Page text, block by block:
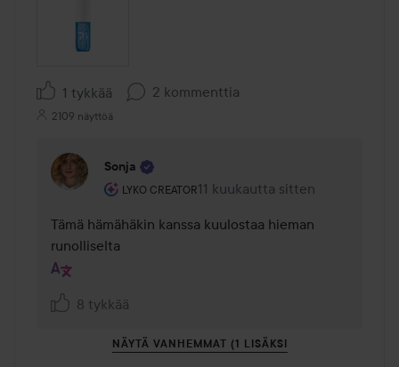
1 tykkää 2 kommenttia
2109 näyttöä
Sonja
LYKO CREATOR
Käyttäjän rooli: Lyko Creator.
11 kuukautta sitten
Kommentti lisättiin 11
Tämä hämähäkin kanssa kuulostaa hieman
runolliselta
8 tykkää
NÄYTÄ VANHEMMAT (1 LISÄKSI